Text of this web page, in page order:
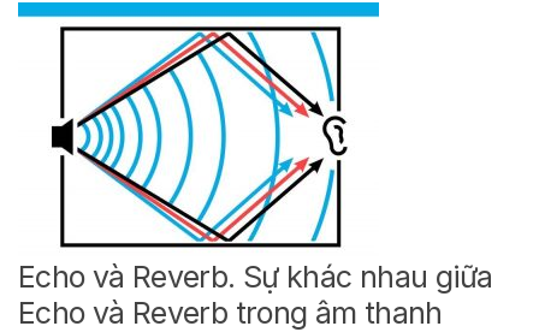
Echo và Reverb. Sự khác nhau giữa
Echo và Reverb trong âm thanh